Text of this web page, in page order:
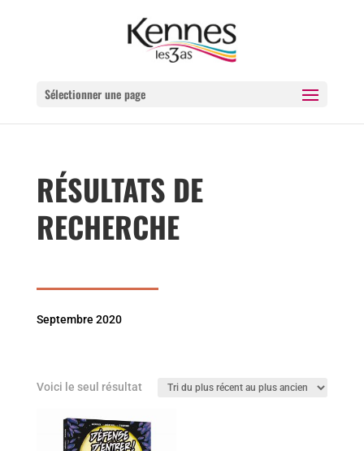
Sélectionner une page
RÉSULTATS DE
RECHERCHE
Septembre 2020
Voici le seul résultat